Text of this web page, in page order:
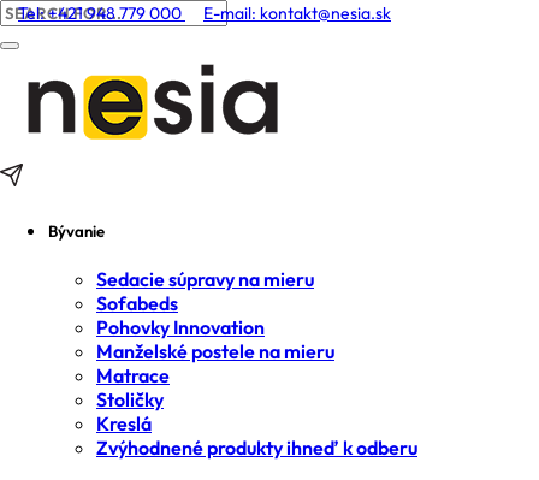
Tel: +421 948 779 000 E-mail: kontakt@nesia.sk
Bývanie
Sedacie súpravy na mieru
Sofabeds
Pohovky Innovation
Manželské postele na mieru
Matrace
Stoličky
Kreslá
Zvýhodnené produkty ihneď k odberu